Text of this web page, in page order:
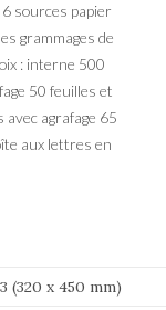
sources papier
grammages de
: interne 500
50 feuilles et
agrafage 65
aux lettres en
(320 x 450 mm)